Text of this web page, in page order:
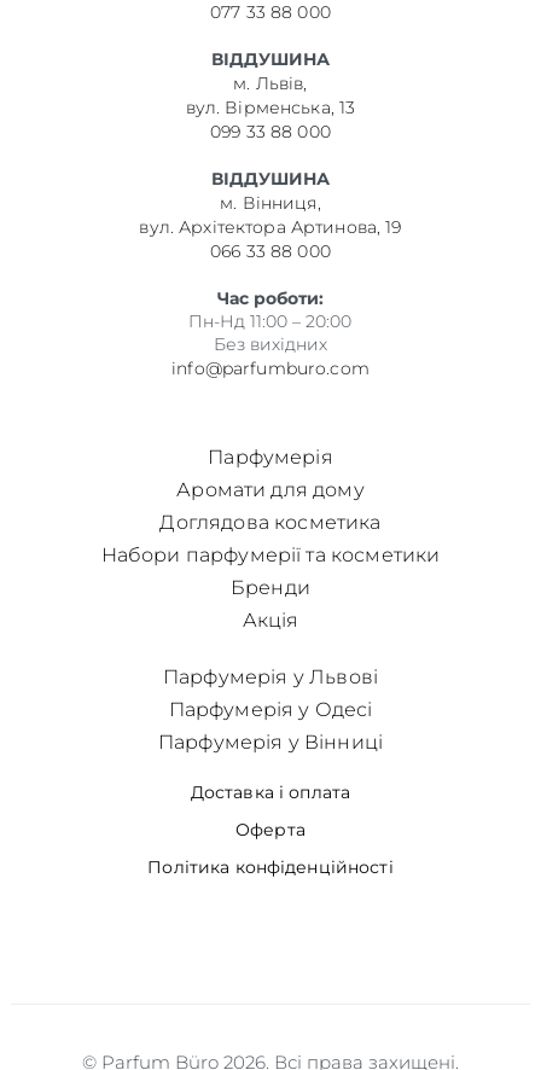
077 33 88 000
ВІДДУШИНА
м. Львів,
вул. Вірменська, 13
099 33 88 000
ВІДДУШИНА
м. Вінниця,
вул. Архітектора Артинова, 19
066 33 88 000
Час роботи:
Пн-Нд 11:00 – 20:00
Без вихідних
info@parfumburo.com
Парфумерія
Аромати для дому
Доглядова косметика
Набори парфумерії та косметики
Бренди
Акція
Доставка і оплата
Оферта
Політика конфіденційності
Парфумерія у Львові
Парфумерія у Одесі
Парфумерія у Вінниці
© Parfum Büro 2026. Всі права захищені.